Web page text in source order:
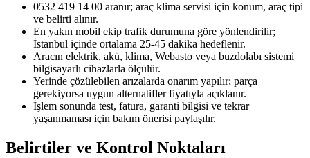
0532 419 14 00 aranır; araç klima servisi için konum, araç tipi
ve belirti alınır.
En yakın mobil ekip trafik durumuna göre yönlendirilir;
İstanbul içinde ortalama 25-45 dakika hedeflenir.
Aracın elektrik, akü, klima, Webasto veya buzdolabı sistemi
bilgisayarlı cihazlarla ölçülür.
Yerinde çözülebilen arızalarda onarım yapılır; parça
gerekiyorsa uygun alternatifler fiyatıyla açıklanır.
İşlem sonunda test, fatura, garanti bilgisi ve tekrar
yaşanmaması için bakım önerisi paylaşılır.
Belirtiler ve Kontrol Noktaları